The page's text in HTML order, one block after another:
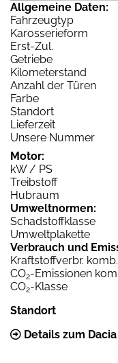
Allgemeine Daten:
Fahrzeugtyp
Karosserieform
Erst-Zul.
Getriebe
Kilometerstand
Anzahl der Türen
Farbe
Standort
Lieferzeit
Unsere Nummer
Motor:
kW / PS
Treibstoff
Hubraum
Umweltnormen:
Schadstoffklasse
Umweltplakette
Verbrauch und
Kraftstoffverbr. komb.
CO2-Emissionen
CO2-Klasse
Standort
Details zum